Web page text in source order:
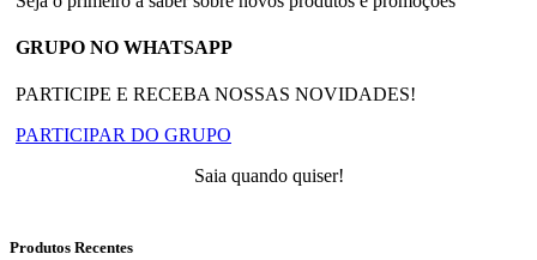
GRUPO NO WHATSAPP
PARTICIPE E RECEBA NOSSAS NOVIDADES!
PARTICIPAR DO GRUPO
Saia quando quiser!
Produtos Recentes